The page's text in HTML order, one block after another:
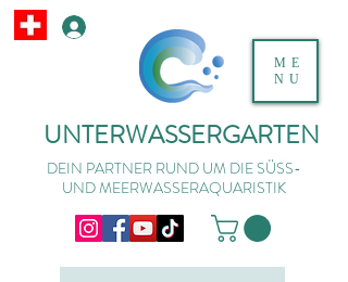
UNTERWASSERGARTEN
DEIN PARTNER RUND UM DIE SÜSS-
UND MEERWASSERAQUARISTIK
ME
NU